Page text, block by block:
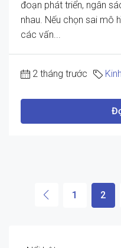
đoạn phát triển, ngân
nhau. Nếu chọn sai mô
các vấn...
2 tháng trước
1 2